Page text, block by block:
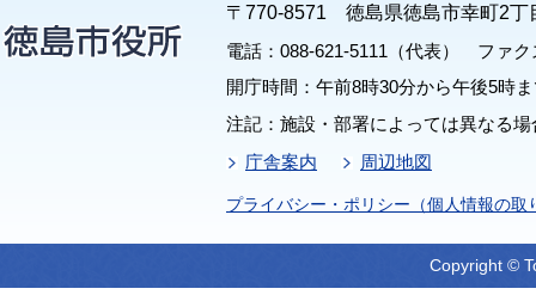
〒770-8571 徳島県徳島市幸町2丁
電話：088-621-5111（代表） ファク
開庁時間：午前8時30分から午後5時
注記：施設・部署によっては異なる
庁舎案内
周辺地図
プライバシー・ポリシー（個人情報の取
Copyright ©